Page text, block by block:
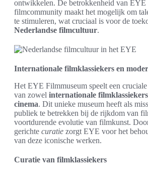
ontwikkelen. De betrokkenheid van EYE
filmcommunity maakt het mogelijk om
te stimuleren, wat cruciaal is voor de
Nederlandse filmcultuur.
Internationale filmklassiekers en
Het EYE Filmmuseum speelt een
van zowel internationale filmklassiekers
cinema. Dit unieke museum heeft als
publiek te betrekken bij de rijkdom van
voortdurende evolutie van filmkunst.
gerichte curatie zorgt EYE voor het
van deze iconische werken.
Curatie van filmklassiekers